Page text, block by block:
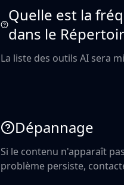
Quelle est la
dans le
La liste des outils AI sera
Dépannage
Si le contenu n'apparaît
problème persiste,